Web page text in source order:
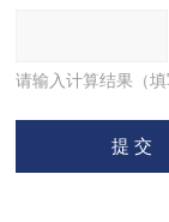
请输入计算结果（